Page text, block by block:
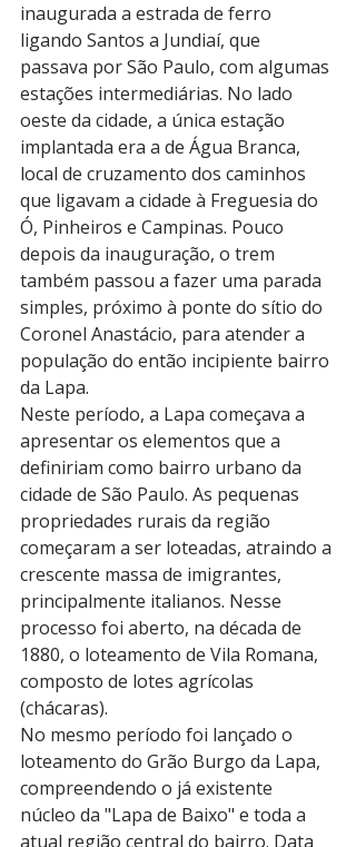
inaugurada a estrada de ferro
ligando Santos a Jundiaí, que
passava por São Paulo, com algumas
estações intermediárias. No lado
oeste da cidade, a única estação
implantada era a de Água Branca,
local de cruzamento dos caminhos
que ligavam a cidade à Freguesia do
Ó, Pinheiros e Campinas. Pouco
depois da inauguração, o trem
também passou a fazer uma parada
simples, próximo à ponte do sítio do
Coronel Anastácio, para atender a
população do então incipiente bairro
da Lapa.
Neste período, a Lapa começava a
apresentar os elementos que a
definiriam como bairro urbano da
cidade de São Paulo. As pequenas
propriedades rurais da região
começaram a ser loteadas, atraindo a
crescente massa de imigrantes,
principalmente italianos. Nesse
processo foi aberto, na década de
1880, o loteamento de Vila Romana,
composto de lotes agrícolas
(chácaras).
No mesmo período foi lançado o
loteamento do Grão Burgo da Lapa,
compreendendo o já existente
núcleo da "Lapa de Baixo" e toda a
atual região central do bairro. Data